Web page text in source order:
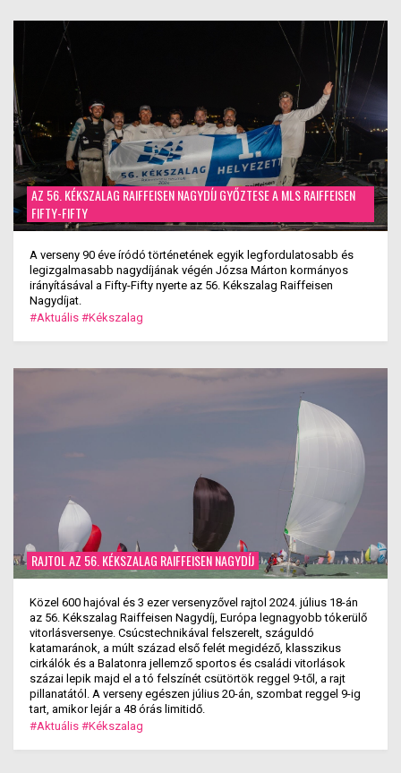
AZ 56. KÉKSZALAG RAIFFEISEN NAGYDÍJ GYŐZTESE A MLS RAIFFEISEN
FIFTY-FIFTY
A verseny 90 éve íródó történetének egyik legfordulatosabb és
legizgalmasabb nagydíjának végén Józsa Márton kormányos
irányításával a Fifty-Fifty nyerte az 56. Kékszalag Raiffeisen
Nagydíjat.
#Aktuális #Kékszalag
RAJTOL AZ 56. KÉKSZALAG RAIFFEISEN NAGYDÍJ
Közel 600 hajóval és 3 ezer versenyzővel rajtol 2024. július 18-án
az 56. Kékszalag Raiffeisen Nagydíj, Európa legnagyobb tókerülő
vitorlásversenye. Csúcstechnikával felszerelt, száguldó
katamaránok, a múlt század első felét megidéző, klasszikus
cirkálók és a Balatonra jellemző sportos és családi vitorlások
százai lepik majd el a tó felszínét csütörtök reggel 9-től, a rajt
pillanatától. A verseny egészen július 20-án, szombat reggel 9-ig
tart, amikor lejár a 48 órás limitidő.
#Aktuális #Kékszalag